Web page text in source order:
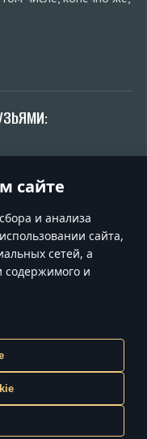
сайте
и анализа
сайта,
сетей, а
содержимого и
товарные знаки,
их соответствующим